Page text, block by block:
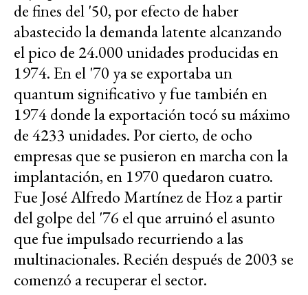
de fines del '50, por efecto de haber
abastecido la demanda latente alcanzando
el pico de 24.000 unidades producidas en
1974. En el '70 ya se exportaba un
quantum significativo y fue también en
1974 donde la exportación tocó su máximo
de 4233 unidades. Por cierto, de ocho
empresas que se pusieron en marcha con la
implantación, en 1970 quedaron cuatro.
Fue José Alfredo Martínez de Hoz a partir
del golpe del '76 el que arruinó el asunto
que fue impulsado recurriendo a las
multinacionales. Recién después de 2003 se
comenzó a recuperar el sector.